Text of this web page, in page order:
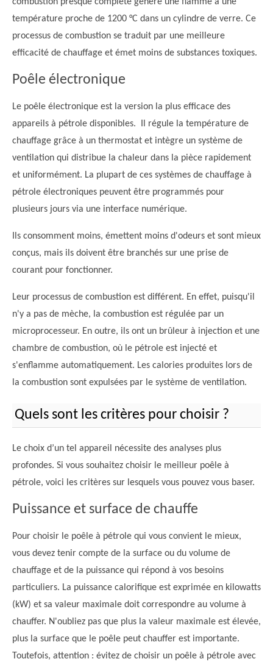
température proche de 1200 °C dans un cylindre de verre. Ce
processus de combustion se traduit par une meilleure
efficacité de chauffage et émet moins de substances toxiques.
Poêle électronique
Le poêle électronique est la version la plus efficace des
appareils à pétrole disponibles. Il régule la température de
chauffage grâce à un thermostat et intègre un système de
ventilation qui distribue la chaleur dans la pièce rapidement
et uniformément. La plupart de ces systèmes de chauffage à
pétrole électroniques peuvent être programmés pour
plusieurs jours via une interface numérique.
Ils consomment moins, émettent moins d'odeurs et sont mieux
conçus, mais ils doivent être branchés sur une prise de
courant pour fonctionner.
Leur processus de combustion est différent. En effet, puisqu'il
n'y a pas de mèche, la combustion est régulée par un
microprocesseur. En outre, ils ont un brûleur à injection et une
chambre de combustion, où le pétrole est injecté et
s'enflamme automatiquement. Les calories produites lors de
la combustion sont expulsées par le système de ventilation.
Quels sont les critères pour choisir ?
Le choix d’un tel appareil nécessite des analyses plus
profondes. Si vous souhaitez choisir le meilleur poêle à
pétrole, voici les critères sur lesquels vous pouvez vous baser.
Puissance et surface de chauffe
Pour choisir le poêle à pétrole qui vous convient le mieux,
vous devez tenir compte de la surface ou du volume de
chauffage et de la puissance qui répond à vos besoins
particuliers. La puissance calorifique est exprimée en kilowatts
(kW) et sa valeur maximale doit correspondre au volume à
chauffer. N'oubliez pas que plus la valeur maximale est élevée,
plus la surface que le poêle peut chauffer est importante.
Toutefois, attention : évitez de choisir un poêle à pétrole avec